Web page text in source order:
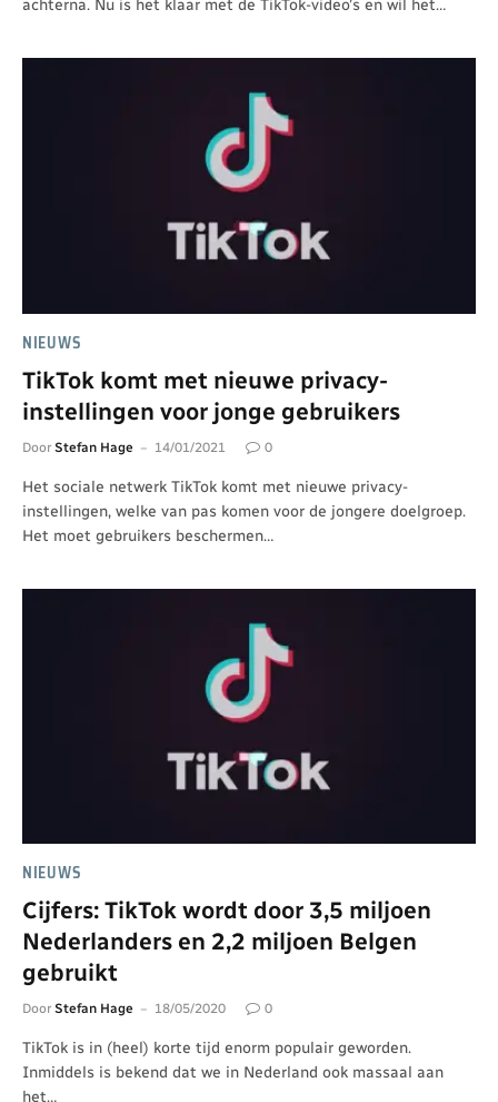
achterna. Nu is het klaar met de TikTok-video’s en wil het…
NIEUWS
TikTok komt met nieuwe privacy-
instellingen voor jonge gebruikers
Door Stefan Hage 14/01/2021 0
Het sociale netwerk TikTok komt met nieuwe privacy-
instellingen, welke van pas komen voor de jongere doelgroep.
Het moet gebruikers beschermen…
NIEUWS
Cijfers: TikTok wordt door 3,5 miljoen
Nederlanders en 2,2 miljoen Belgen
gebruikt
Door Stefan Hage 18/05/2020 0
TikTok is in (heel) korte tijd enorm populair geworden.
Inmiddels is bekend dat we in Nederland ook massaal aan
het…